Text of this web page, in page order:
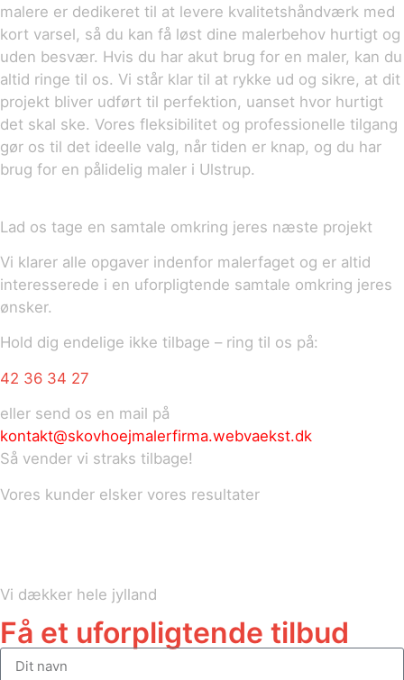
malere er dedikeret til at levere kvalitetshåndværk med
kort varsel, så du kan få løst dine malerbehov hurtigt og
uden besvær. Hvis du har akut brug for en maler, kan du
altid ringe til os. Vi står klar til at rykke ud og sikre, at dit
projekt bliver udført til perfektion, uanset hvor hurtigt
det skal ske. Vores fleksibilitet og professionelle tilgang
gør os til det ideelle valg, når tiden er knap, og du har
brug for en pålidelig maler i Ulstrup.
Lad os tage en samtale omkring jeres næste projekt
Vi klarer alle opgaver indenfor malerfaget og er altid
interesserede i en uforpligtende samtale omkring jeres
ønsker.
Hold dig endelige ikke tilbage – ring til os på:
42 36 34 27
eller send os en mail på
kontakt@skovhoejmalerfirma.webvaekst.dk
Så vender vi straks tilbage!
Vores kunder elsker vores resultater
Vi dækker hele jylland
Få et uforpligtende tilbud